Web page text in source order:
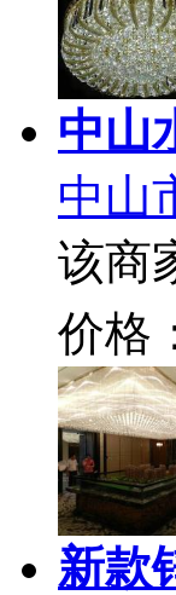
中山
中山
该商
价格
新款